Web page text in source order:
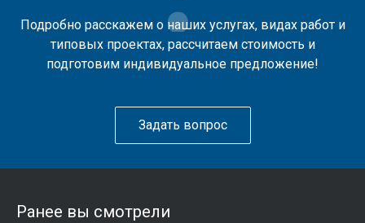
Подробно расскажем о наших услугах, видах работ и
типовых проектах, рассчитаем стоимость и
подготовим индивидуальное предложение!
Задать вопрос
Ранее вы смотрели